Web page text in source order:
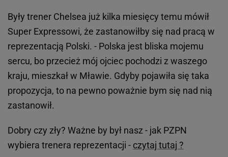
Były trener Chelsea już kilka miesięcy temu mówił
Super Expressowi, że zastanowiłby się nad pracą w
reprezentacją Polski. - Polska jest bliska mojemu
sercu, bo przecież mój ojciec pochodzi z waszego
kraju, mieszkał w Mławie. Gdyby pojawiła się taka
propozycja, to na pewno poważnie bym się nad nią
zastanowił.
Dobry czy zły? Ważne by był nasz - jak PZPN
wybiera trenera reprezentacji - czytaj tutaj ?